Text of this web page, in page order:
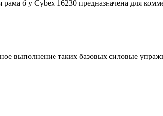
б у Cybex 16230 предназначена для
выполнение таких базовых силовые